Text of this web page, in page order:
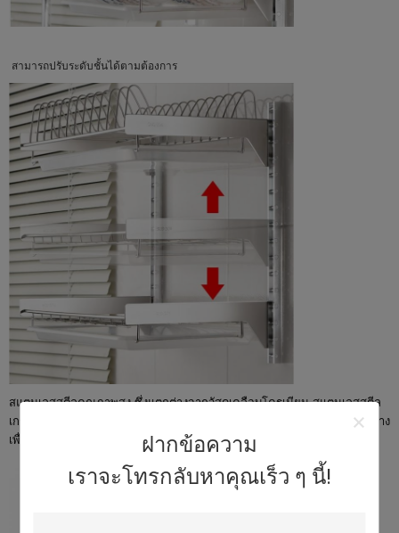
ฝากข้อความ
เราจะโทรกลับหาคุณเร็ว ๆ นี้!
สามารถปรับระดับชั้นได้ตามต้องการ
สแตนเลสสตีลคุณภาพสูง ซึ่งแตกต่างจากวัสดุเคลือบโครเมียม สแตนเลสสตีล
เกรดอาหาร 18/10 ช่วยขจัดสนิม การกัดกร่อน กรด และความเสียหายจากด่าง
เพื่อให้มั่นใจถึงความทนทานยาวนาน